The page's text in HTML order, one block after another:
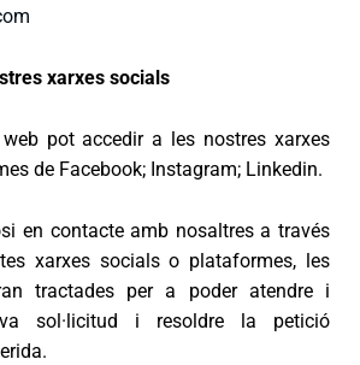
xarxes socials
pot accedir a les nostres xarxes
de Facebook; Instagram; Linkedin.
en contacte amb nosaltres a través
xarxes socials o plataformes, les
tractades per a poder atendre i
sol·licitud i resoldre la petició